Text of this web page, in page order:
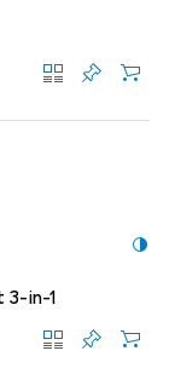
3-in-1